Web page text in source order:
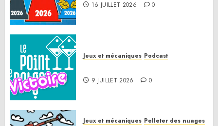
16 JUILLET 2026 0
Jeux et mécaniques Podcast
9 JUILLET 2026 0
Jeux et mécaniques Pelleter des nuages